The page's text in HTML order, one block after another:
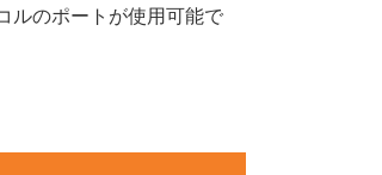
ルのポートが使用可能で